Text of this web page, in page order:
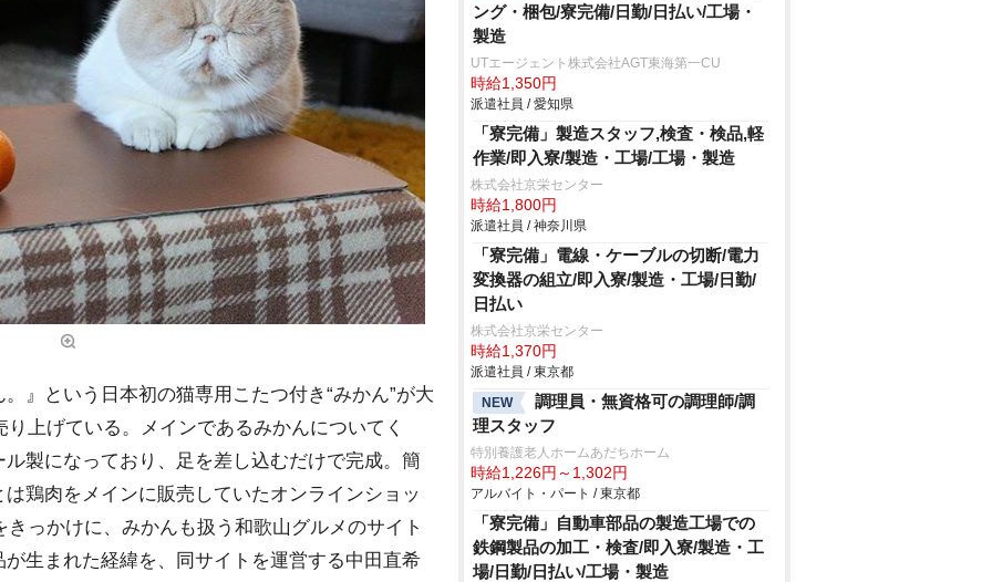
』という日本初の猫専用こたつ付き“みかん”が大
上げている。メインであるみかんについてく
製になっており、足を差し込むだけで完成。簡
鶏肉をメインに販売していたオンラインショッ
っかけに、みかんも扱う和歌山グルメのサイト
生まれた経緯を、同サイトを運営する中田直希
ング・梱包/寮完備/日勤/日払い/工場・
製造
UTエージェント株式会社AGT東海第一CU
時給1,350円
派遣社員 / 愛知県
「寮完備」製造スタッフ,検査・検品,軽
作業/即入寮/製造・工場/工場・製造
株式会社京栄センター
時給1,800円
派遣社員 / 神奈川県
「寮完備」電線・ケーブルの切断/電力
変換器の組立/即入寮/製造・工場/日勤/
日払い
株式会社京栄センター
時給1,370円
派遣社員 / 東京都
NEW
調理員・無資格可の調理師/調
理スタッフ
特別養護老人ホームあだちホーム
時給1,226円～1,302円
アルバイト・パート / 東京都
「寮完備」自動車部品の製造工場での
鉄鋼製品の加工・検査/即入寮/製造・工
場/日勤/日払い/工場・製造